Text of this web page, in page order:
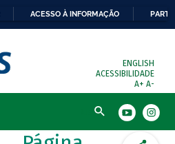
ACESSO À INFORMAÇÃO
ENGLISH
ACESSIBILIDADE
A+ A-
Busca